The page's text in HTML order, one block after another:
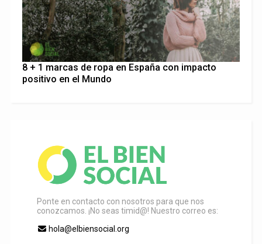
8 + 1 marcas de ropa en España con impacto
positivo en el Mundo
Ponte en contacto con nosotros para que nos
conozcamos. ¡No seas timid@! Nuestro correo es:
hola@elbiensocial.org